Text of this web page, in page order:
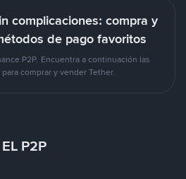
complicaciones: compra y
de pago favoritos
P2P. Encuentra a continuación las
comprar y vender Tether.
P2P